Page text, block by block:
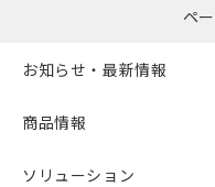
ペ
お知らせ・最新情報
商品情報
ソリューション